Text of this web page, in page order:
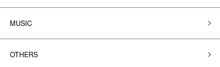
MUSIC
OTHERS